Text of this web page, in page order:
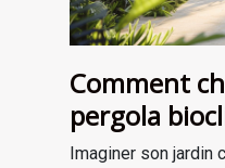
Comment
pergola
améliorer
Imaginer son jardin